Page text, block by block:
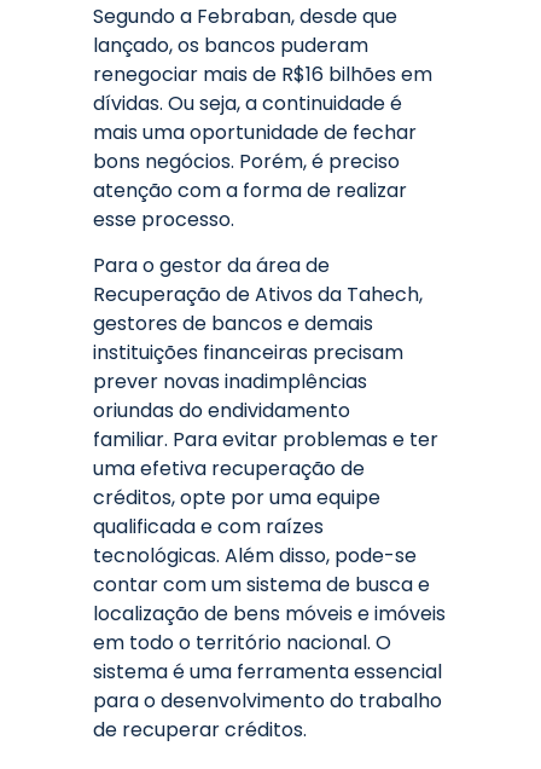
Segundo a Febraban, desde que
lançado, os bancos puderam
renegociar mais de R$16 bilhões em
dívidas. Ou seja, a continuidade é
mais uma oportunidade de fechar
bons negócios. Porém, é preciso
atenção com a forma de realizar
esse processo.
Para o gestor da área de
Recuperação de Ativos da Tahech,
gestores de bancos e demais
instituições financeiras precisam
prever novas inadimplências
oriundas do endividamento
familiar. Para evitar problemas e ter
uma efetiva recuperação de
créditos, opte por uma equipe
qualificada e com raízes
tecnológicas. Além disso, pode-se
contar com um sistema de busca e
localização de bens móveis e imóveis
em todo o território nacional. O
sistema é uma ferramenta essencial
para o desenvolvimento do trabalho
de recuperar créditos.